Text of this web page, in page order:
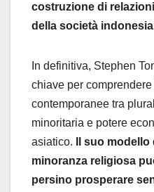
costruzione di
della società
In definitiva, Stephen
chiave per
contemporanee tra
minoritaria e potere
asiatico. Il suo
minoranza religiosa
persino prosperare